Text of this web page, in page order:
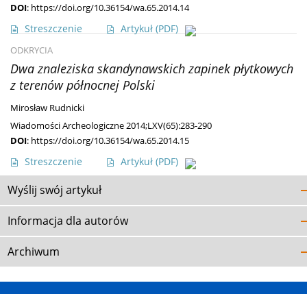
DOI: https://doi.org/10.36154/wa.65.2014.14
Streszczenie Artykuł (PDF)
ODKRYCIA
Dwa znaleziska skandynawskich zapinek płytkowych
z terenów północnej Polski
Mirosław Rudnicki
Wiadomości Archeologiczne 2014;LXV(65):283-290
DOI: https://doi.org/10.36154/wa.65.2014.15
Streszczenie Artykuł (PDF)
Wyślij swój artykuł
Informacja dla autorów
Archiwum